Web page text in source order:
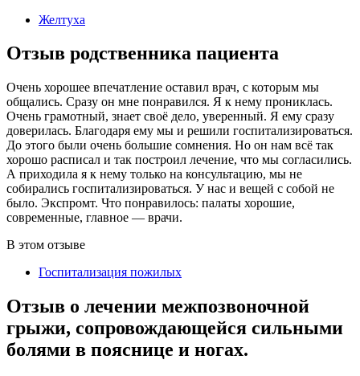
Желтуха
Отзыв родственника пациента
Очень хорошее впечатление оставил врач, с которым мы
общались. Сразу он мне понравился. Я к нему прониклась.
Очень грамотный, знает своё дело, уверенный. Я ему сразу
доверилась. Благодаря ему мы и решили госпитализироваться.
До этого были очень большие сомнения. Но он нам всё так
хорошо расписал и так построил лечение, что мы согласились.
А приходила я к нему только на консультацию, мы не
собирались госпитализироваться. У нас и вещей с собой не
было. Экспромт. Что понравилось: палаты хорошие,
современные, главное — врачи.
В этом отзыве
Госпитализация пожилых
Отзыв о лечении межпозвоночной
грыжи, сопровождающейся сильными
болями в пояснице и ногах.